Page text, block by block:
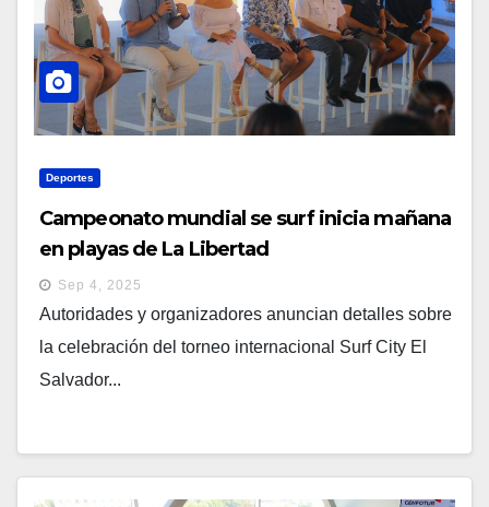
Deportes
Campeonato mundial se surf inicia mañana
en playas de La Libertad
Sep 4, 2025
Autoridades y organizadores anuncian detalles sobre
la celebración del torneo internacional Surf City El
Salvador...